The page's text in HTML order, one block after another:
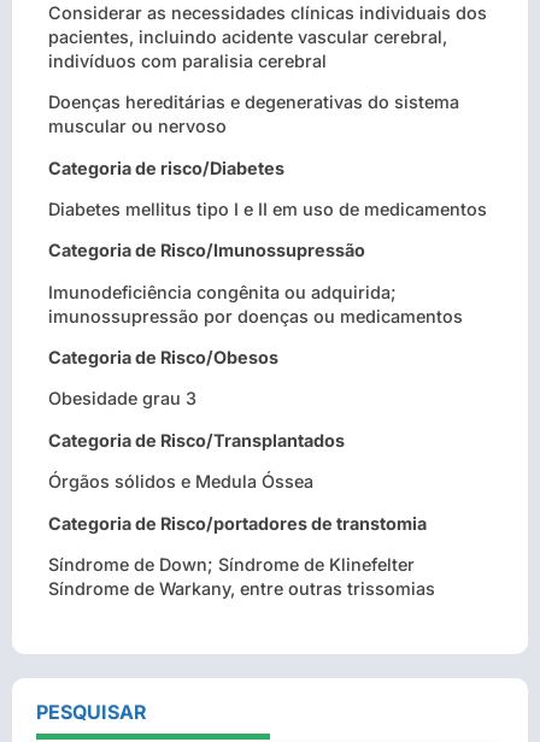
Considerar as necessidades clínicas individuais dos
pacientes, incluindo acidente vascular cerebral,
indivíduos com paralisia cerebral
Doenças hereditárias e degenerativas do sistema
muscular ou nervoso
Categoria de risco/Diabetes
Diabetes mellitus tipo I e II em uso de medicamentos
Categoria de Risco/Imunossupressão
Imunodeficiência congênita ou adquirida;
imunossupressão por doenças ou medicamentos
Categoria de Risco/Obesos
Obesidade grau 3
Categoria de Risco/Transplantados
Órgãos sólidos e Medula Óssea
Categoria de Risco/portadores de transtomia
Síndrome de Down; Síndrome de Klinefelter
Síndrome de Warkany, entre outras trissomias
PESQUISAR